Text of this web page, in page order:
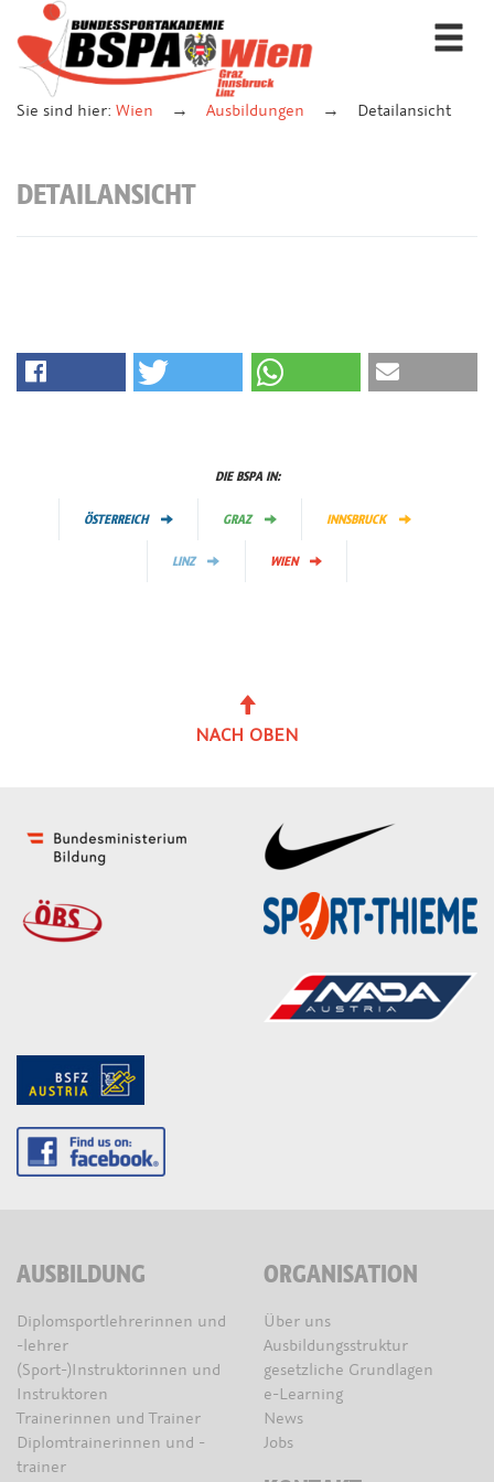
Sie sind hier: Wien Ausbildungen Detailansicht
DETAILANSICHT
DIE BSPA IN:
ÖSTERREICH GRAZ INNSBRUCK
LINZ WIEN
NACH OBEN
AUSBILDUNG
Diplomsportlehrerinnen und
-lehrer
(Sport-)Instruktorinnen und
Instruktoren
Trainerinnen und Trainer
Diplomtrainerinnen und -
trainer
ORGANISATION
Über uns
Ausbildungsstruktur
gesetzliche Grundlagen
e-Learning
News
Jobs